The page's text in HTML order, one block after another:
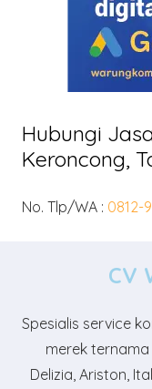
Hubungi
Keroncong,
No. Tlp/WA : 0812-
CV
Spesialis service
merek ternama
Delizia, Ariston,